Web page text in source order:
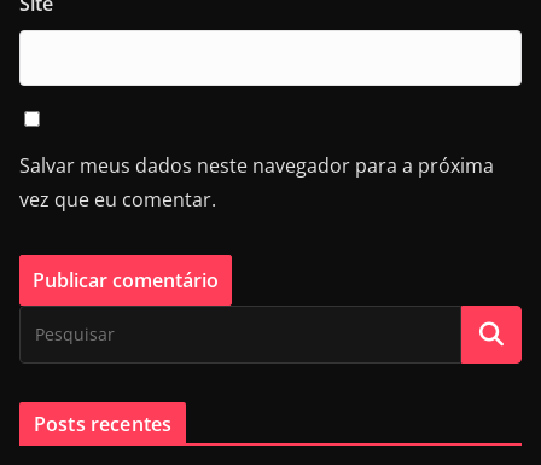
Salvar meus dados neste navegador para a próxima
vez que eu comentar.
Posts recentes